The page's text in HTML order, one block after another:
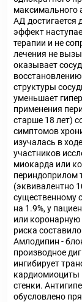
максимального
АД достигается
эффект
терапии и не
лечения не
оказывает
структуры
уменьшает
применения
старше 18 лет)
симптомов
изучалась в
участников
миокарда или
периндоприлом
(эквивалентно
существенному
на 1.9%, у
или
риска
Амлодипин -
производное
ингибирует
кардиомиоциты
стенки.
обусловлено